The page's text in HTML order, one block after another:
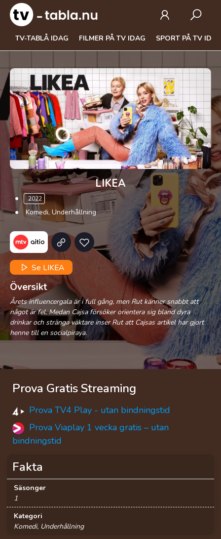
TV-TABLÅ IDAG FILMER PÅ TV IDAG SPORT PÅ TV
LIKEA
2022
Komedi, Underhållning
Se LIKEA
Översikt
Årets influencergala är i full gång, men Rut känner snabbt att
något är fel. Medan Cajsa försöker orientera sig bland dyra
drinkar och stränga väktare inser Rut att Cajsas artikel har gjort
henne till en socialpiraya.
Prova Gratis Streaming
Prova TV4 Play - utan bindningstid
Prova Viaplay 1 vecka gratis – utan
bindningstid
Fakta
Säsonger
1
Kategori
Komedi, Underhållning